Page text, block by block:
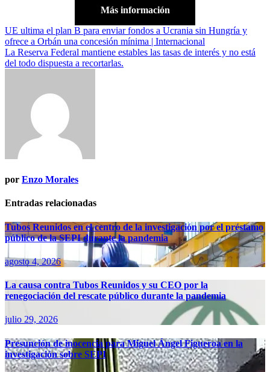
Más información
Navegación
de
entradas
UE ultima el plan B para enviar fondos a Ucrania sin Hungría y
ofrece a Orbán una concesión mínima | Internacional
La Reserva Federal mantiene estables las tasas de interés y no está
del todo dispuesta a recortarlas.
por Enzo Morales
Entradas relacionadas
Tubos Reunidos en el centro de la investigación por el préstamo
público de la SEPI durante la pandemia
agosto 4, 2026
La causa contra Tubos Reunidos y su CEO por la
renegociación del rescate público durante la pandemia
julio 29, 2026
Presunción de inocencia para Miguel Ángel Figueroa en la
investigación sobre SEPI